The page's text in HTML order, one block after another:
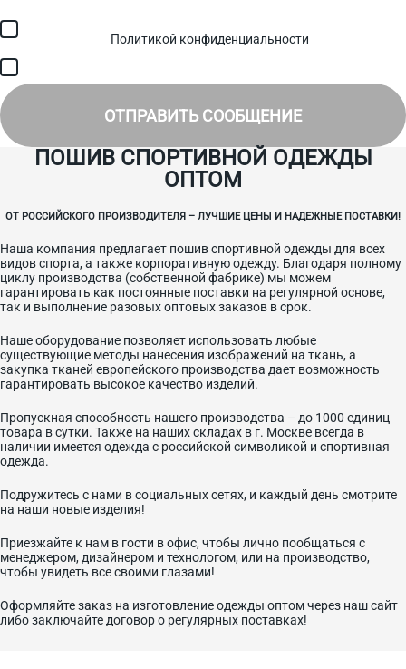
Политикой конфиденциальности
ОТПРАВИТЬ СООБЩЕНИЕ
ПОШИВ СПОРТИВНОЙ ОДЕЖДЫ
ОПТОМ
ОТ РОССИЙСКОГО ПРОИЗВОДИТЕЛЯ – ЛУЧШИЕ ЦЕНЫ И НАДЕЖНЫЕ ПОСТАВКИ!
Наша компания предлагает пошив спортивной одежды для всех
видов спорта, а также корпоративную одежду. Благодаря полному
циклу производства (собственной фабрике) мы можем
гарантировать как постоянные поставки на регулярной основе,
так и выполнение разовых оптовых заказов в срок.
Наше оборудование позволяет использовать любые
существующие методы нанесения изображений на ткань, а
закупка тканей европейского производства дает возможность
гарантировать высокое качество изделий.
Пропускная способность нашего производства – до 1000 единиц
товара в сутки. Также на наших складах в г. Москве всегда в
наличии имеется одежда с российской символикой и спортивная
одежда.
Подружитесь с нами в социальных сетях, и каждый день смотрите
на наши новые изделия!
Приезжайте к нам в гости в офис, чтобы лично пообщаться с
менеджером, дизайнером и технологом, или на производство,
чтобы увидеть все своими глазами!
Оформляйте заказ на изготовление одежды оптом через наш сайт
либо заключайте договор о регулярных поставках!